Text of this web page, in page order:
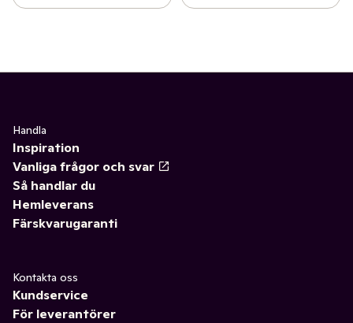
Handla
Inspiration
Vanliga frågor och svar
Så handlar du
Hemleverans
Färskvarugaranti
Kontakta oss
Kundservice
För leverantörer